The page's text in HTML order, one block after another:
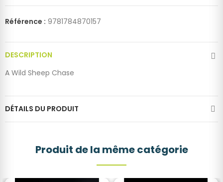
Référence : 9781784870157
DESCRIPTION
A Wild Sheep Chase
DÉTAILS DU PRODUIT
Produit de la même catégorie